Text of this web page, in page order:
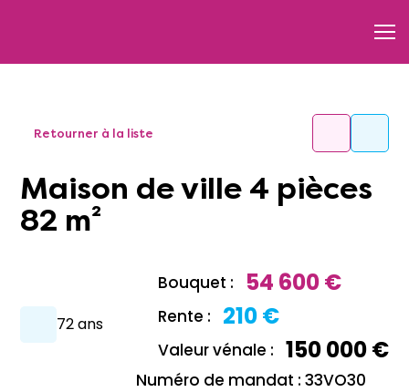
Retourner à la liste
Maison de ville 4 pièces
82 m²
72 ans
Bouquet : 54 600 €
Rente : 210 €
Valeur vénale : 150 000 €
Numéro de mandat : 33VO30